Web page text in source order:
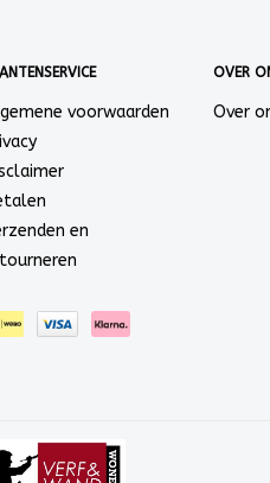
voorwaarden
en
OVER
Over